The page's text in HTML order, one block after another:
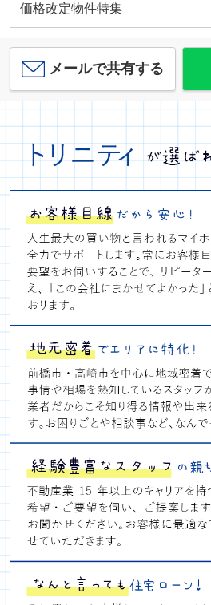
価格改定物件特集
メールで共有する